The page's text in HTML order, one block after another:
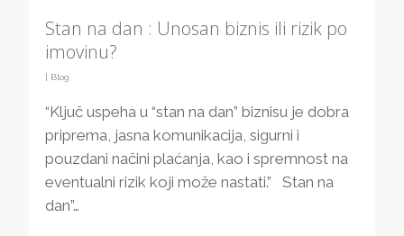
Stan na dan : Unosan biznis ili rizik po
imovinu?
| Blog
“Ključ uspeha u “stan na dan” biznisu je dobra
priprema, jasna komunikacija, sigurni i
pouzdani načini plaćanja, kao i spremnost na
eventualni rizik koji može nastati.” Stan na
dan”…